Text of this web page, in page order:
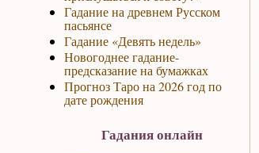
Гадание на древнем Русском
пасьянсе
Гадание «Девять недель»
Новогоднее гадание-
предсказание на бумажках
Прогноз Таро на 2026 год по
дате рождения
Гадания онлайн